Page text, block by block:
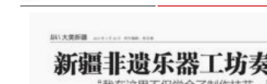
剪鬃毛烙驼印 新疆南部万